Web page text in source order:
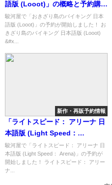
語版 (Looot)」の概略と予約購入
可能なショップ紹介！
駿河屋で「おきざり島のバイキング 日本
語版 (Looot)」の予約が開始しました！ お
きざり島のバイキング 日本語版 (Looot)
&#x...
新作・再販予約情報
「ライトスピード： アリーナ 日
本語版 (Light Speed：
Arena)」の概略と予約購入可能
なショップ紹介！
駿河屋で「ライトスピード： アリーナ 日
本語版 (Light Speed： Arena)」の予約が
開始しました！ ライトスピード： アリー
ナ...